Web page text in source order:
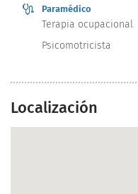
Paramédico
Terapia ocupacional
Psicomotricista
Localización